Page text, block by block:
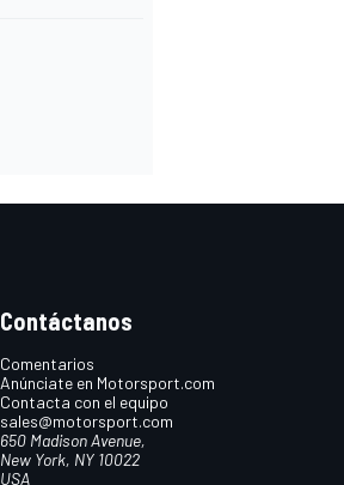
Contáctanos
Comentarios
Anúnciate en Motorsport.com
Contacta con el equipo
sales@motorsport.com
650 Madison Avenue,
New York, NY 10022
USA